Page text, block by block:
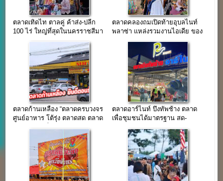
ตลาดเทิดไท ตาลคู่ ค้าส่ง-ปลีก
100 ไร่ ใหญ่ที่สุดในนครราชสีมา
ตลาดคลองถมเปิดท้ายอุบลไนท์
พลาซ่า แหล่งรวมงานไอเดีย ของ
ตลาดก้านเหลือง “ตลาดครบวงจร
ศูนย์อาหาร โต้รุ่ง ตลาดสด ตลาด
ตลาดอาร์ไนท์ บึงทัพช้าง ตลาด
เพื่อชุมชนได้มาตรฐาน สด-